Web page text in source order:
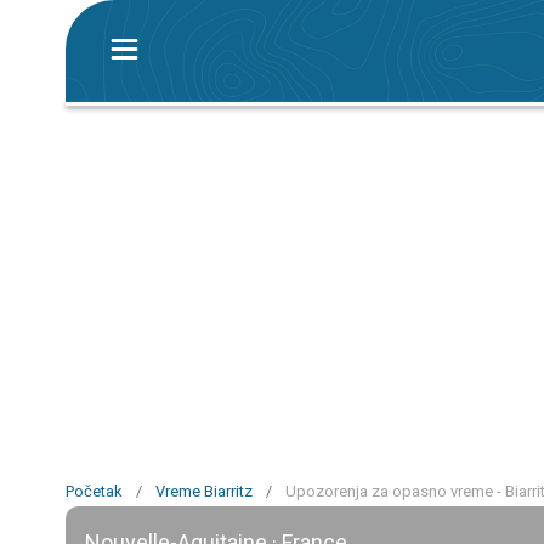
Početak / Vreme Biarritz / Upozorenja za opasno vreme -